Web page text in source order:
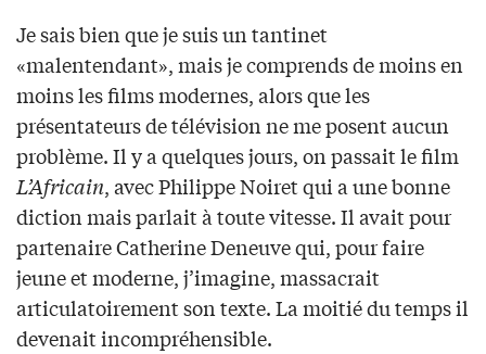
Je sais bien que je suis un tantinet
«malentendant», mais je comprends de moins en
moins les films modernes, alors que les
présentateurs de télévision ne me posent aucun
problème. Il y a quelques jours, on passait le film
L’Africain, avec Philippe Noiret qui a une bonne
diction mais parlait à toute vitesse. Il avait pour
partenaire Catherine Deneuve qui, pour faire
jeune et moderne, j’imagine, massacrait
articulatoirement son texte. La moitié du temps il
devenait incompréhensible.